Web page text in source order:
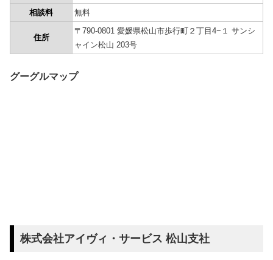
相談料
無料
住所
〒790-0801 愛媛県松山市歩行町２丁目4−１ サンシ
ャイン松山 203号
グーグルマップ
株式会社アイヴィ・サービス 松山支社